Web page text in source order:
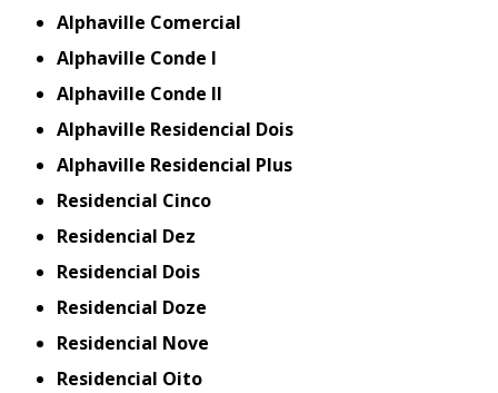
Alphaville Comercial
Alphaville Conde I
Alphaville Conde II
Alphaville Residencial Dois
Alphaville Residencial Plus
Residencial Cinco
Residencial Dez
Residencial Dois
Residencial Doze
Residencial Nove
Residencial Oito